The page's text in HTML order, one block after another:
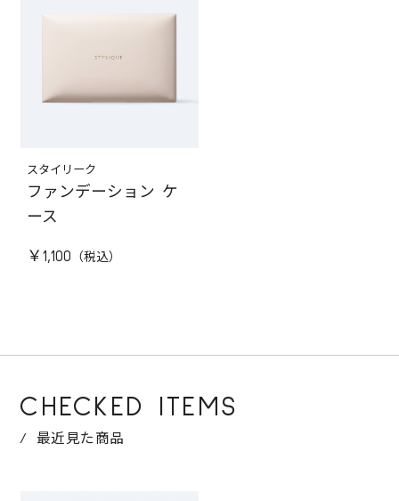
スタイリーク
ファンデーション ケ
ース
￥1,100
CHECKED ITEMS
最近見た商品